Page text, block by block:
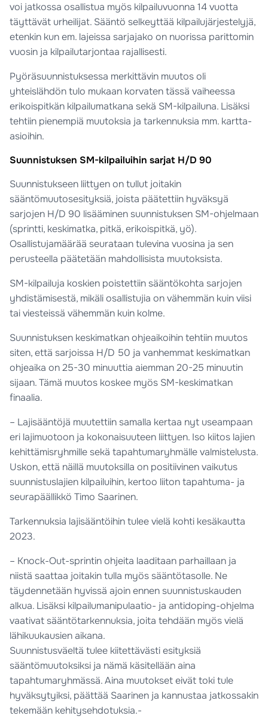
voi jatkossa osallistua myös kilpailuvuonna 14 vuotta
täyttävät urheilijat. Sääntö selkeyttää kilpailujärjestelyjä,
etenkin kun em. lajeissa sarjajako on nuorissa parittomin
vuosin ja kilpailutarjontaa rajallisesti.
Pyöräsuunnistuksessa merkittävin muutos oli
yhteislähdön tulo mukaan korvaten tässä vaiheessa
erikoispitkän kilpailumatkana sekä SM-kilpailuna. Lisäksi
tehtiin pienempiä muutoksia ja tarkennuksia mm. kartta-
asioihin.
Suunnistuksen SM-kilpailuihin sarjat H/D 90
Suunnistukseen liittyen on tullut joitakin
sääntömuutosesityksiä, joista päätettiin hyväksyä
sarjojen H/D 90 lisääminen suunnistuksen SM-ohjelmaan
(sprintti, keskimatka, pitkä, erikoispitkä, yö).
Osallistujamäärää seurataan tulevina vuosina ja sen
perusteella päätetään mahdollisista muutoksista.
SM-kilpailuja koskien poistettiin sääntökohta sarjojen
yhdistämisestä, mikäli osallistujia on vähemmän kuin viisi
tai viesteissä vähemmän kuin kolme.
Suunnistuksen keskimatkan ohjeaikoihin tehtiin muutos
siten, että sarjoissa H/D 50 ja vanhemmat keskimatkan
ohjeaika on 25-30 minuuttia aiemman 20-25 minuutin
sijaan. Tämä muutos koskee myös SM-keskimatkan
finaalia.
– Lajisääntöjä muutettiin samalla kertaa nyt useampaan
eri lajimuotoon ja kokonaisuuteen liittyen. Iso kiitos lajien
kehittämisryhmille sekä tapahtumaryhmälle valmistelusta.
Uskon, että näillä muutoksilla on positiivinen vaikutus
suunnistuslajien kilpailuihin, kertoo liiton tapahtuma- ja
seurapäällikkö Timo Saarinen.
Tarkennuksia lajisääntöihin tulee vielä kohti kesäkautta
2023.
– Knock-Out-sprintin ohjeita laaditaan parhaillaan ja
niistä saattaa joitakin tulla myös sääntötasolle. Ne
täydennetään hyvissä ajoin ennen suunnistuskauden
alkua. Lisäksi kilpailumanipulaatio- ja antidoping-ohjelma
vaativat sääntötarkennuksia, joita tehdään myös vielä
lähikuukausien aikana.
Suunnistusväeltä tulee kiitettävästi esityksiä
sääntömuutoksiksi ja nämä käsitellään aina
tapahtumaryhmässä. Aina muutokset eivät toki tule
hyväksytyiksi, päättää Saarinen ja kannustaa jatkossakin
tekemään kehitysehdotuksia.-